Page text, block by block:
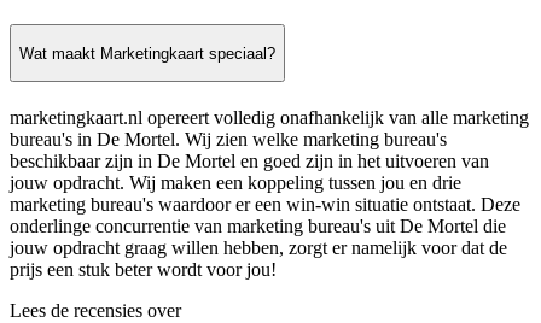
Wat maakt Marketingkaart speciaal?
marketingkaart.nl opereert volledig onafhankelijk van alle marketing
bureau's in De Mortel. Wij zien welke marketing bureau's
beschikbaar zijn in De Mortel en goed zijn in het uitvoeren van
jouw opdracht. Wij maken een koppeling tussen jou en drie
marketing bureau's waardoor er een win-win situatie ontstaat. Deze
onderlinge concurrentie van marketing bureau's uit De Mortel die
jouw opdracht graag willen hebben, zorgt er namelijk voor dat de
prijs een stuk beter wordt voor jou!
Lees de recensies over